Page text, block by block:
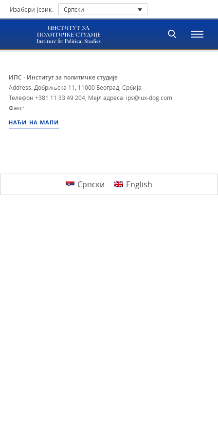
Изабери језик: Српски
ИНСТИТУТ ЗА
ПОЛИТИЧКЕ СТУДИЈЕ
Institute for Political Studies
ИПС - Институт за политичке студије
Address: Добрињска 11, 11000 Београд, Србија
Телефон +381 11 33 49 204 Мејл адреса: ips@lux-dog.com
Факс:
НАЂИ НА МАПИ
Српски English